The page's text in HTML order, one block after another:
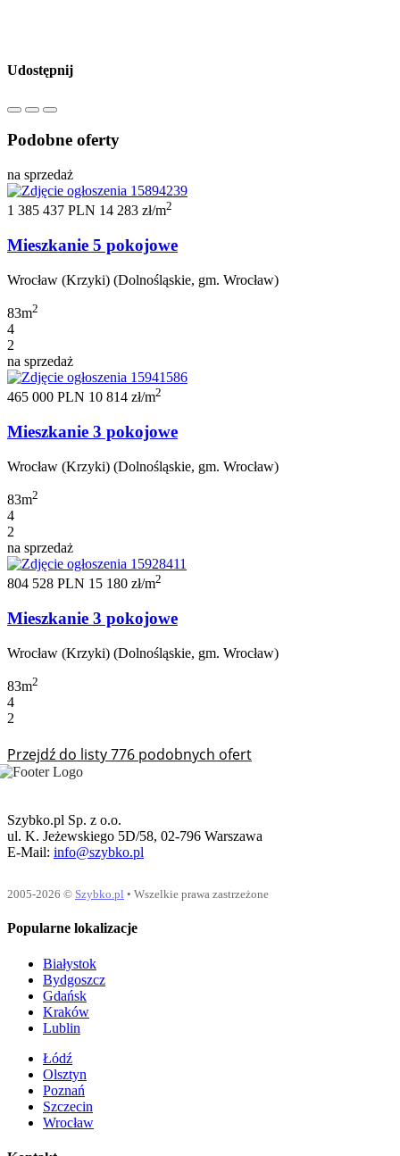
Udostępnij
Podobne oferty
na sprzedaż
1 385 437 PLN 14 283 zł/m2
Mieszkanie 5 pokojowe
Wrocław (Krzyki) (Dolnośląskie, gm. Wrocław)
83m2
4
2
na sprzedaż
465 000 PLN 10 814 zł/m2
Mieszkanie 3 pokojowe
Wrocław (Krzyki) (Dolnośląskie, gm. Wrocław)
83m2
4
2
na sprzedaż
804 528 PLN 15 180 zł/m2
Mieszkanie 3 pokojowe
Wrocław (Krzyki) (Dolnośląskie, gm. Wrocław)
83m2
4
2
Przejdź do listy 776 podobnych ofert
Szybko.pl Sp. z o.o.
ul. K. Jeżewskiego 5D/58, 02-796 Warszawa
E-Mail: info@szybko.pl
2005-2026 © Szybko.pl • Wszelkie prawa zastrzeżone
Popularne lokalizacje
Białystok
Bydgoszcz
Gdańsk
Kraków
Lublin
Łódź
Olsztyn
Poznań
Szczecin
Wrocław